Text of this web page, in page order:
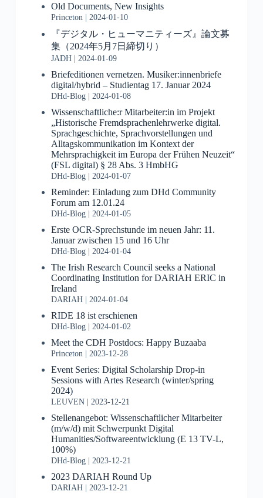
Old Documents, New Insights
Princeton 2024-01-10
『デジタル・ヒューマニティーズ』論文募
集（2024年5月7日締切り）
JADH 2024-01-09
Briefeditionen vernetzen. Musiker:innenbriefe
digital/hybrid – Studientag 17. Januar 2024
DHd-Blog 2024-01-08
Wissenschaftliche:r Mitarbeiter:in im Projekt
„Historische Fremdsprachenlehrwerke digital.
Sprachgeschichte, Sprachvorstellungen und
Alltagskommunikation im Kontext der
Mehrsprachigkeit im Europa der Frühen Neuzeit“
(FSL digital) § 28 Abs. 3 HmbHG
DHd-Blog 2024-01-07
Reminder: Einladung zum DHd Community
Forum am 12.01.24
DHd-Blog 2024-01-05
Erste OCR-Sprechstunde im neuen Jahr: 11.
Januar zwischen 15 und 16 Uhr
DHd-Blog 2024-01-04
The Irish Research Council seeks a National
Coordinating Institution for DARIAH ERIC in
Ireland
DARIAH 2024-01-04
RIDE 18 ist erschienen
DHd-Blog 2024-01-02
Meet the CDH Postdocs: Happy Buzaaba
Princeton 2023-12-28
Event Series: Digital Scholarship Drop-in
Sessions with Artes Research (winter/spring
2024)
LEUVEN 2023-12-21
Stellenangebot: Wissenschaftlicher Mitarbeiter
(m/w/d) mit Schwerpunkt Digital
Humanities/Softwareentwicklung (E 13 TV-L,
100%)
DHd-Blog 2023-12-21
2023 DARIAH Round Up
DARIAH 2023-12-21